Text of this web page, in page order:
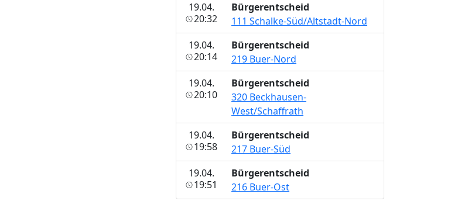
19.04.
20:32
Bürgerentscheid
111 Schalke-Süd/Altstadt-Nord
19.04.
20:14
Bürgerentscheid
219 Buer-Nord
19.04.
20:10
Bürgerentscheid
320 Beckhausen-
West/Schaffrath
19.04.
19:58
Bürgerentscheid
217 Buer-Süd
19.04.
19:51
Bürgerentscheid
216 Buer-Ost